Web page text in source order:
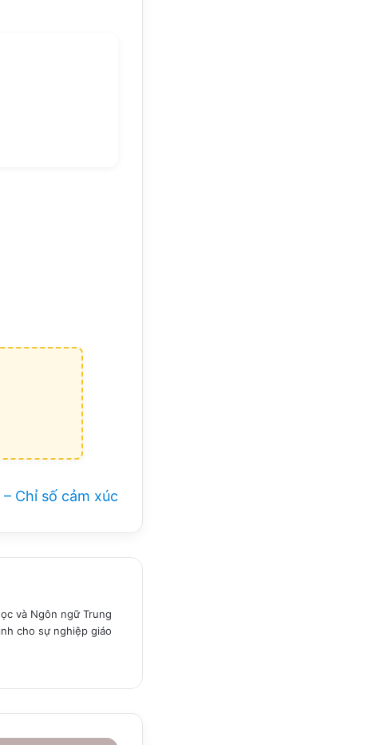
– Chỉ số cảm xúc
và Ngôn ngữ Trung
cho sự nghiệp giáo